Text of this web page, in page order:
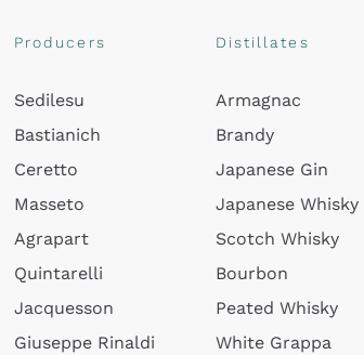
Producers
Sedilesu
Bastianich
Ceretto
Masseto
Agrapart
Quintarelli
Jacquesson
Giuseppe Rinaldi
Distillates
Armagnac
Brandy
Japanese Gin
Japanese Whisky
Scotch Whisky
Bourbon
Peated Whisky
White Grappa